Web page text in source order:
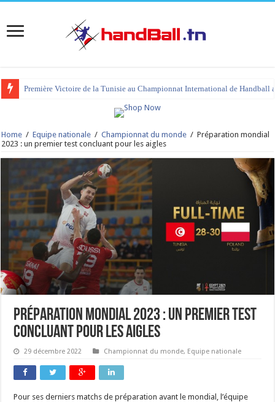
Première Victoire de la Tunisie au Championnat International de Handball
Home / Equipe nationale / Championnat du monde / Préparation mondial
2023 : un premier test concluant pour les aigles
Préparation mondial 2023 : un premier test
concluant pour les aigles
29 décembre 2022 Championnat du monde, Equipe nationale
Pour ses derniers matchs de préparation avant le mondial, l’équipe